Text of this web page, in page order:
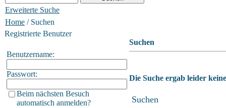
Erweiterte Suche
Home / Suchen
Registrierte Benutzer
Benutzername:
Passwort:
Beim nächsten Besuch
automatisch anmelden?
Suchen
Die Suche ergab leider
Suchen